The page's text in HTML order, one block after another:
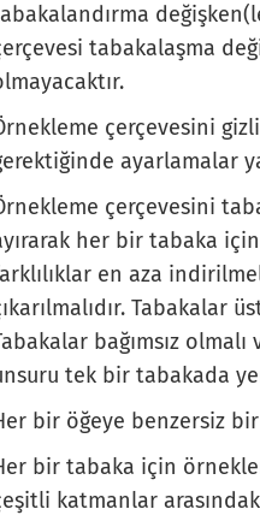
tabakalaşma
çerçevesini
ayarlamalar
çerçevesini
her bir tabaka
en aza
Tabakalar
bağımsız
tek bir tabakada
bir öğeye benzersiz
bir tabaka için
katmanlar